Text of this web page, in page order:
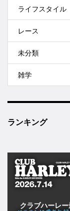
ライフスタイル
レース
未分類
雑学
ランキング
クラブハーレ